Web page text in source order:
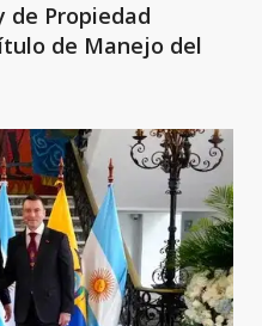
de Propiedad
de Manejo del